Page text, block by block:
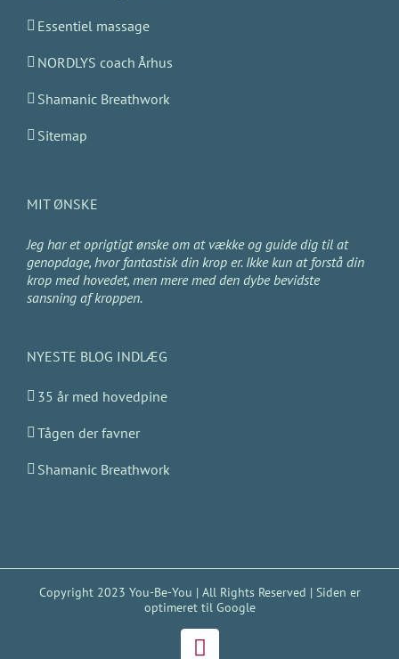
Essentiel massage
NORDLYS coach Århus
Shamanic Breathwork
Sitemap
MIT ØNSKE
Jeg har et oprigtigt ønske om at vække og guide dig til at
genopdage, hvor fantastisk din krop er. Ikke kun at forstå din
krop med hovedet, men mere med den dybe bevidste
sansning af kroppen.
NYESTE BLOG INDLÆG
35 år med hovedpine
Tågen der favner
Shamanic Breathwork
Copyright 2023 You-Be-You | All Rights Reserved | Siden er
optimeret tilGoogle